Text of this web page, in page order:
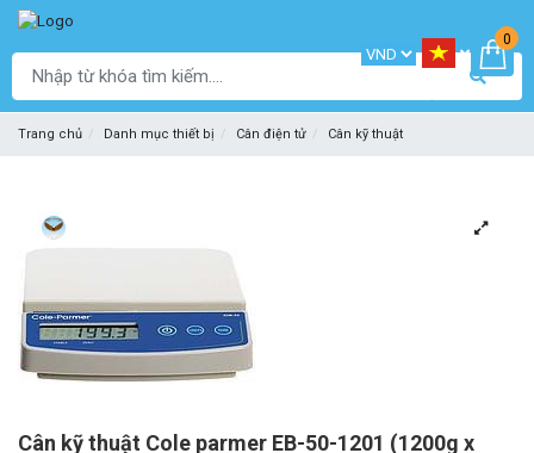
0
Trang chủ Danh mục thiết bị Cân điện tử Cân kỹ thuật
Cân kỹ thuật Cole parmer EB-50-1201 (1200g x